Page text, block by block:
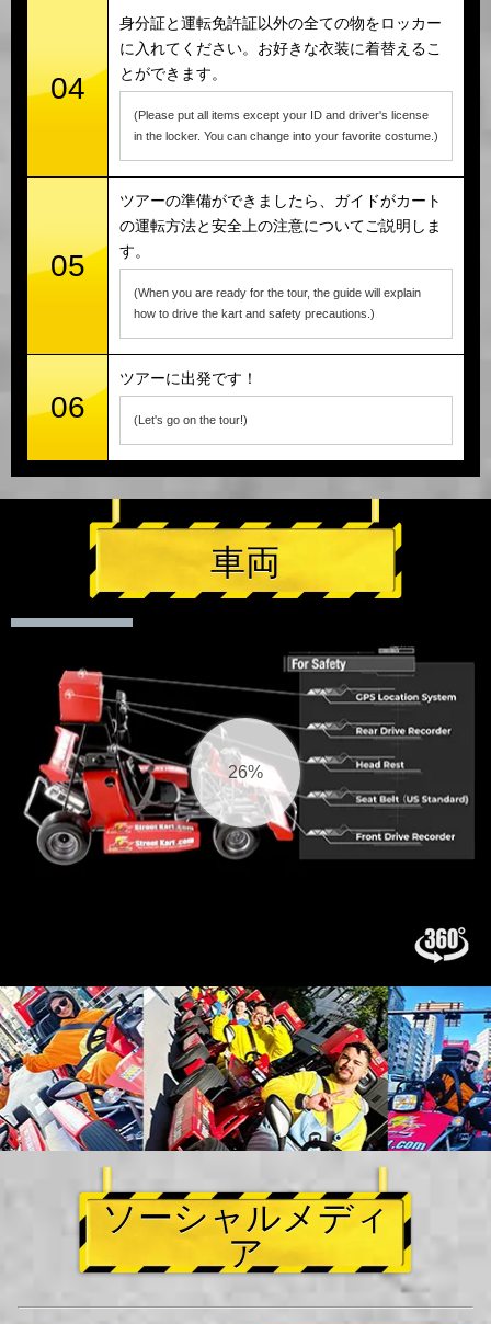
04
身分証と運転免許証以外の全ての物をロッカー
に入れてください。お好きな衣装に着替えるこ
とができます。
(Please put all items except your ID and driver's license
in the locker. You can change into your favorite costume.)
05
ツアーの準備ができましたら、ガイドがカート
の運転方法と安全上の注意についてご説明しま
す。
(When you are ready for the tour, the guide will explain
how to drive the kart and safety precautions.)
06
ツアーに出発です！
(Let's go on the tour!)
車両
27%
ソーシャルメディ
ア